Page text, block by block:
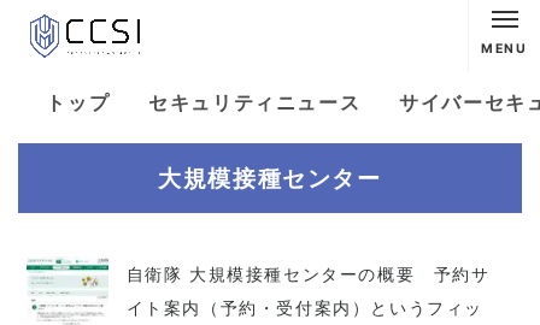
MENU
トップ セキュリティニュース サイバーセキ
大規模接種センター
自衛隊 大規模接種センターの概要 予約サ
イト案内（予約・受付案内）というフィッ